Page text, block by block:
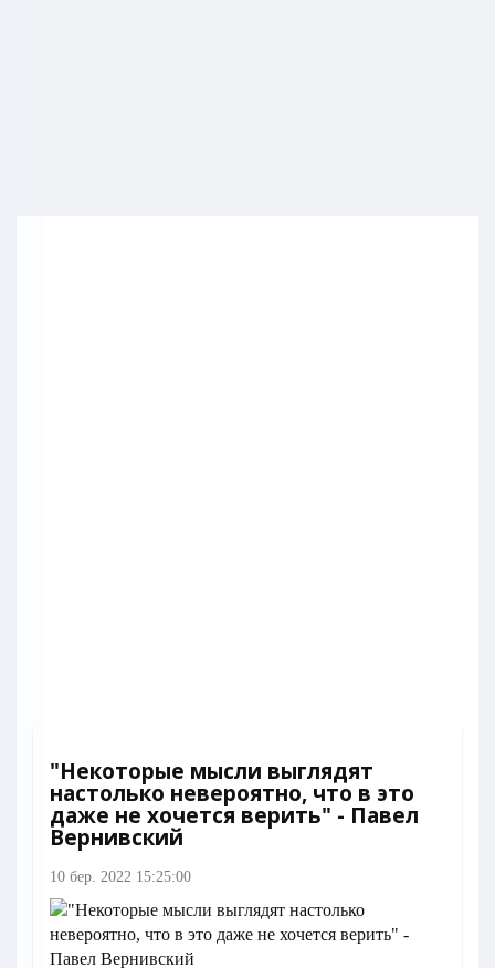
"Некоторые мысли выглядят
настолько невероятно, что в это
даже не хочется верить" - Павел
Вернивский
10 бер. 2022 15:25:00